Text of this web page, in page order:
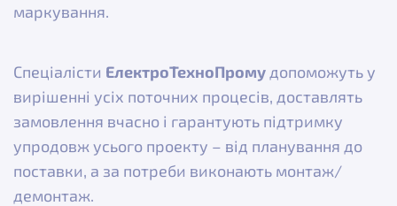
маркування.
Спеціалісти ЕлектроТехноПрому допоможуть у
вирішенні усіх поточних процесів, доставлять
замовлення вчасно і гарантують підтримку
упродовж усього проекту – від планування до
поставки, а за потреби виконають монтаж/
демонтаж.